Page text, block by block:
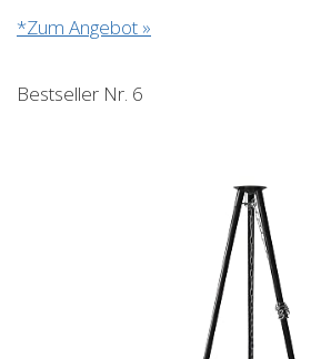
*Zum Angebot »
Bestseller Nr. 6